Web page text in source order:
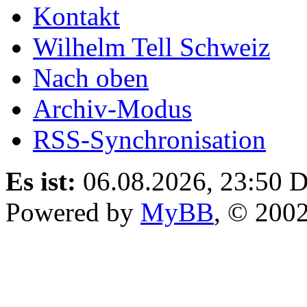
Kontakt
Wilhelm Tell Schweiz
Nach oben
Archiv-Modus
RSS-Synchronisation
Es ist: 06.08.2026, 23:50
Powered by MyBB, ©